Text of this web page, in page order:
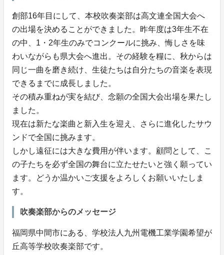
創部16年目にして、本校吹奏楽部は高文連全国大会へ
の出場を決めることができました。昨年度は3年生不在
の中、1・2年生のみでコンクールに挑み、悔しさを味
わいながらも県大会へ進出。その経験を糧に、秋からは
同じ一曲を磨き続け、生徒たちは自分たちの音楽を表現
できるまでに成長しました。
その積み重ねが実を結び、念願の全国大会出場を果たし
ました。
現在は新たな楽曲と新入生を迎え、さらに進化したサウ
ンドで全国に挑みます。
しかし遠征には大きな費用が伴います。顧問として、こ
の子たちを必ず全国の舞台に立たせたいと強く願ってい
ます。どうか温かいご支援をよろしくお願いいたしま
す。
吹奏楽部からのメッセージ
福岡県中間市にある、学校法人九州電機工業学園希望が
丘高等学校吹奏楽部です。